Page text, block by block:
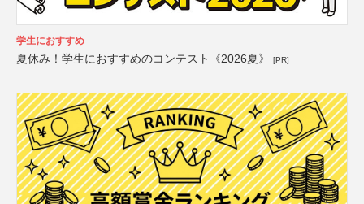
学生におすすめ
夏休み！学生におすすめのコンテスト《2026夏》 [PR]